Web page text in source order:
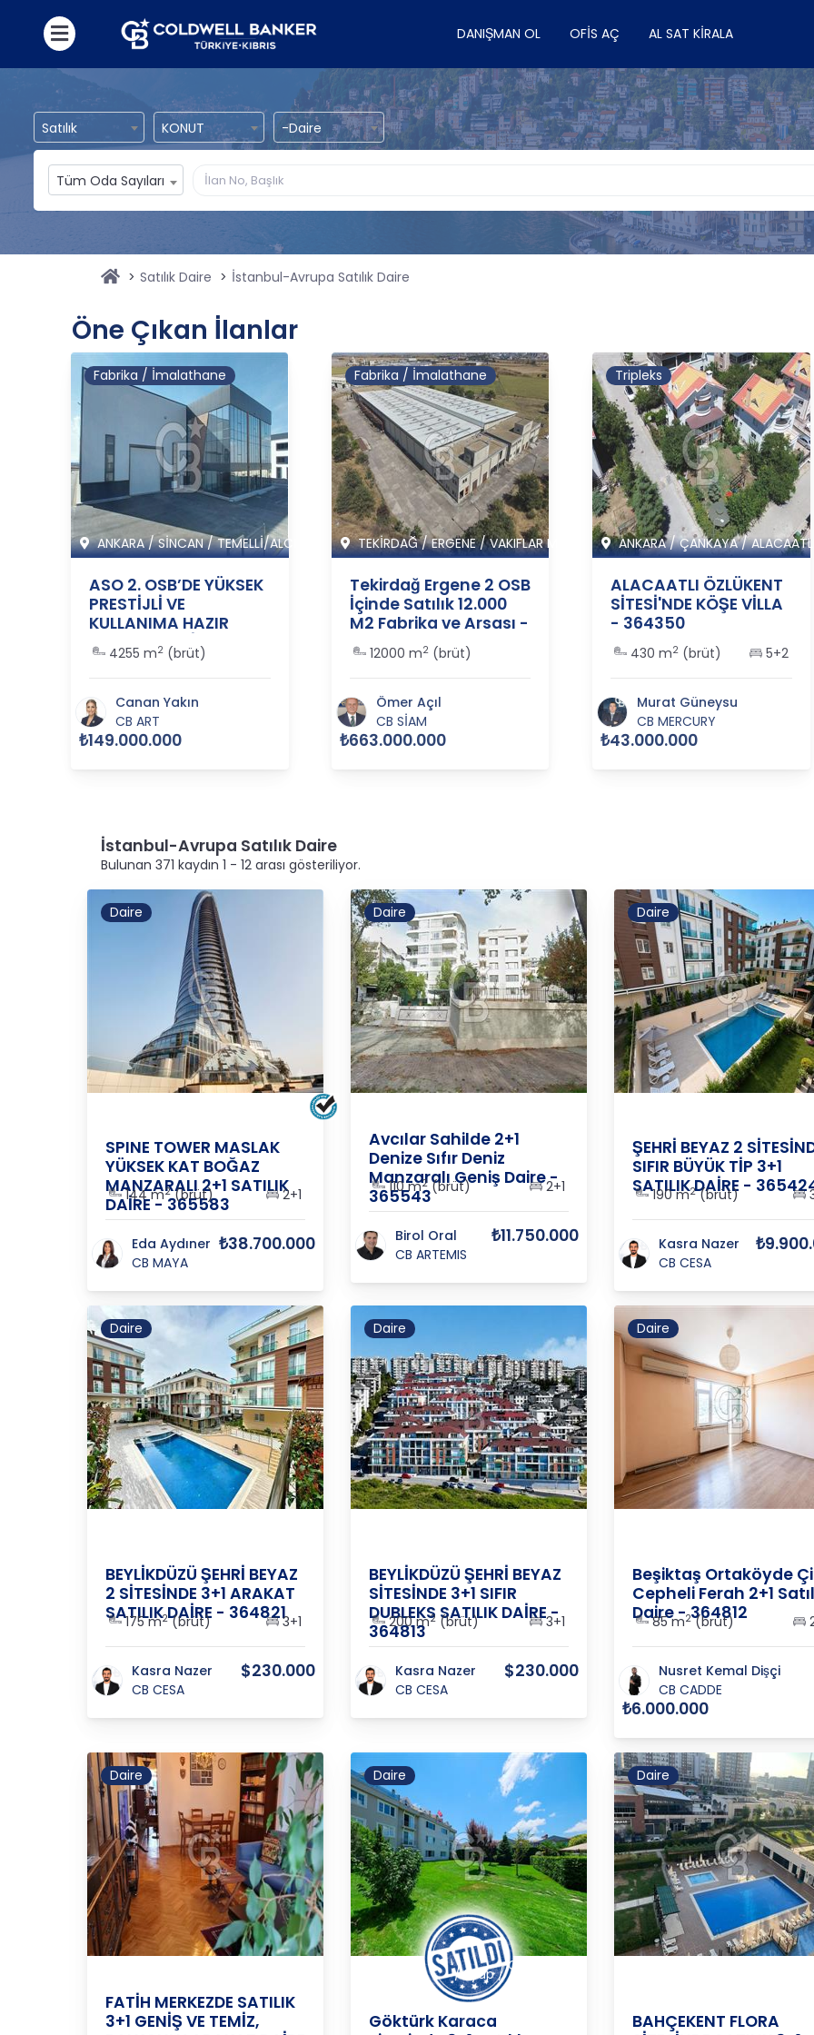
DANIŞMAN OL OFIS AÇ AL SAT KIRALA
Satılık KONUT -Daire
Tüm Oda Sayıları
Satılık Daire İstanbul-Avrupa Satılık Daire
Öne Çıkan İlanlar
Fabrika / İmalathane
ANKARA/SİNCAN/TEMELLİ/ALCI M
ASO 2. OSB’DE YÜKSEK
PRESTİJLİ VE
KULLANIMA HAZIR
SATILIK FABRİKA
BİNASI - 365517
4255 m2(brüt)
Canan Yakın
CB ART
₺149.000.000
Fabrika / İmalathane
TEKİRDAĞ/ERGENE/VAKIFLAR M
Tekirdağ Ergene 2 OSB
İçinde Satılık 12.000
M2 Fabrika ve Arsası -
364485
12000 m2 (brüt)
Ömer Açıl
CB SİAM
₺663.000.000
Tripleks
ANKARA/ÇANKAYA/ALACAATLI
ALACAATLI ÖZLÜKENT
SİTESİ'NDE KÖŞE VİLLA
- 364350
430 m2 (brüt) 5+2
Murat Güneysu
CB MERCURY
₺43.000.000
İstanbul-Avrupa Satılık Daire
Bulunan 371 kaydın 1 - 12 arası gösteriliyor.
Daire
SPINE TOWER MASLAK
YÜKSEK KAT BOĞAZ
MANZARALI 2+1 SATILIK
DAİRE - 365583
144 m2(brüt) 2+1
Eda Aydıner
CB MAYA
₺38.700.000
Daire
Avcılar Sahilde 2+1
Denize Sıfır Deniz
Manzaralı Geniş Daire -
365543
110 m2(brüt) 2+1
Birol Oral
CB ARTEMIS
₺11.750.000
Daire
ŞEHRİ BEYAZ 2
SIFIR BÜYÜK TİP 3+1
SATILIK DAİRE -
190 m2(brüt)
Kasra Nazer
CB CESA
Daire
BEYLİKDÜZÜ ŞEHRİ BEYAZ
2 SİTESİNDE 3+1 ARAKAT
SATILIK DAİRE - 364821
175 m2(brüt) 3+1
Kasra Nazer
CB CESA
$230.000
Daire
BEYLİKDÜZÜ ŞEHRİ BEYAZ
SİTESİNDE 3+1 SIFIR
DUBLEKS SATILIK DAİRE -
364813
200 m2(brüt) 3+1
Kasra Nazer
CB CESA
$230.000
Daire
Beşiktaş Ortaköyde
Cepheli Ferah 2+1
Daire - 364812
85 m2(brüt)
Nusret Kemal Dişçi
CB CADDE
₺6.000.000
Daire
FATİH MERKEZDE SATILIK
3+1 GENİŞ VE TEMİZ,
Daire
İstanbul-
/Eyüp/
Göktürk
Merkez
Göktürk Karaca
Daire
BAHÇEKENT FLORA